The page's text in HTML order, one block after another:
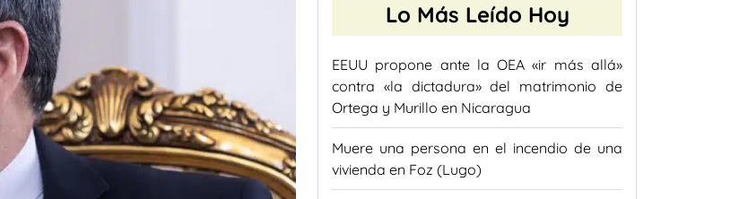
Lo Más Leído Hoy
EEUU propone ante la OEA «ir más allá»
contra «la dictadura» del matrimonio de
Ortega y Murillo en Nicaragua
Muere una persona en el incendio de una
vivienda en Foz (Lugo)